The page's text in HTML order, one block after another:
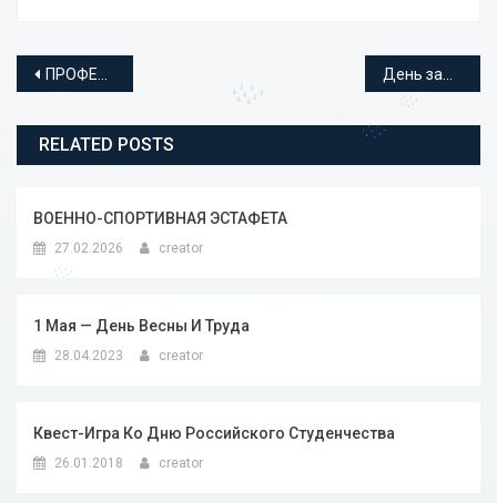
Навигация по записям
ПРОФЕССИОНАЛЫ-2025
RELATED POSTS
ВОЕННО-СПОРТИВНАЯ ЭСТАФЕТА
27.02.2026 creator
1 Мая — День Весны И Труда
28.04.2023 creator
Квест-Игра Ко Дню Российского Студенчества
26.01.2018 creator